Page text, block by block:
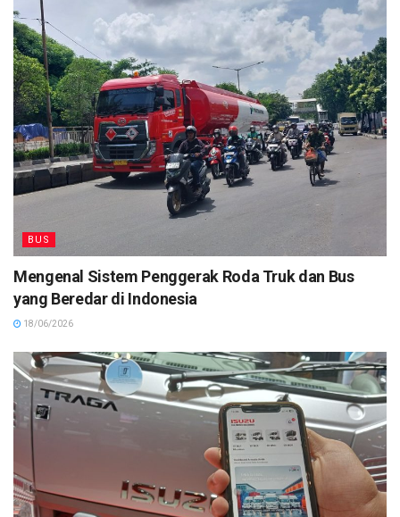
BUS
Mengenal Sistem Penggerak Roda Truk dan Bus
yang Beredar di Indonesia
18/06/2026